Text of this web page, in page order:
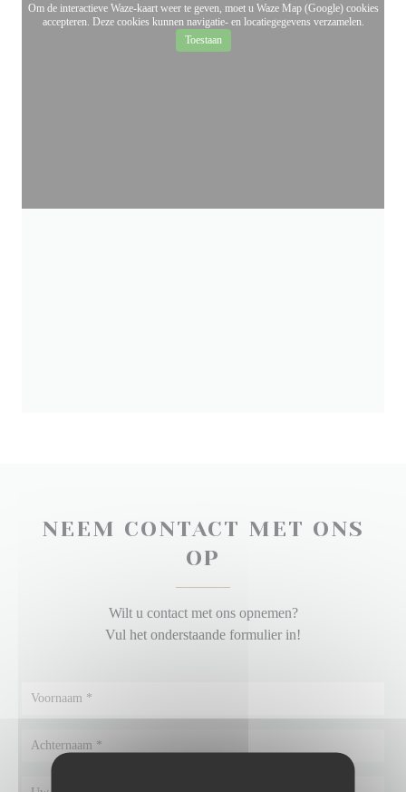
Om de interactieve Waze-kaart weer te geven, moet u Waze Map (Google) cookies
accepteren. Deze cookies kunnen navigatie- en locatiegegevens verzamelen.
Toestaan
NEEM CONTACT MET ONS
OP
Wilt u contact met ons opnemen?
Vul het onderstaande formulier in!